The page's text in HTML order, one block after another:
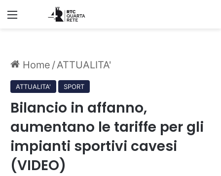
Menu
Home /ATTUALITA'
ATTUALITA' SPORT
Bilancio in affanno,
aumentano le tariffe per gli
impianti sportivi cavesi
(VIDEO)